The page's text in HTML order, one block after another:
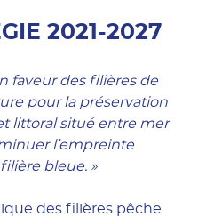
2021-2027
faveur des filières de
pour la préservation
littoral situé entre mer
l’empreinte
bleue. »
des filières pêche